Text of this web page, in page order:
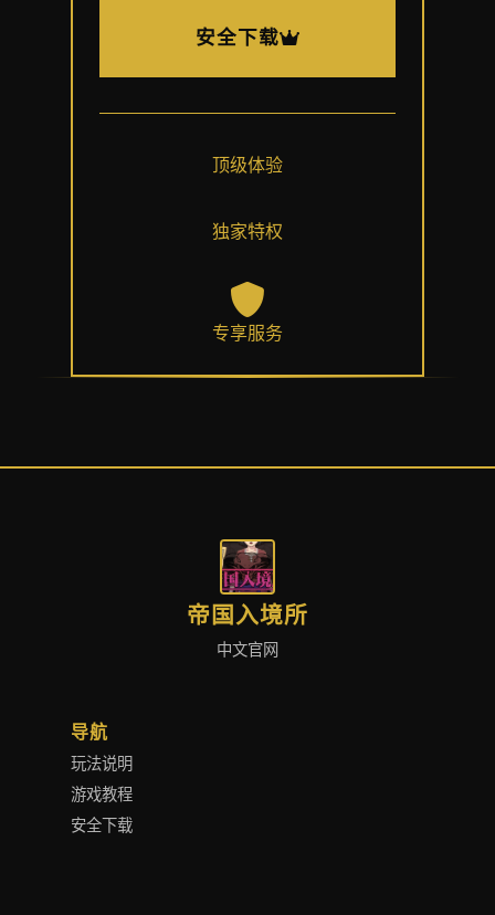
安全下载
顶级体验
独家特权
专享服务
帝国入境所
中文官网
导航
玩法说明
游戏教程
安全下载